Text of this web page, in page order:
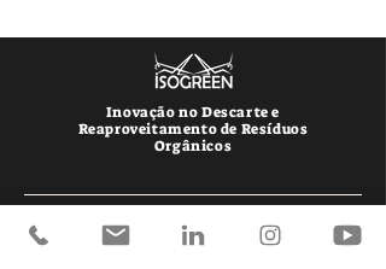
Inovação no Descarte e
Reaproveitamento de Resíduos
Orgânicos
Endereço